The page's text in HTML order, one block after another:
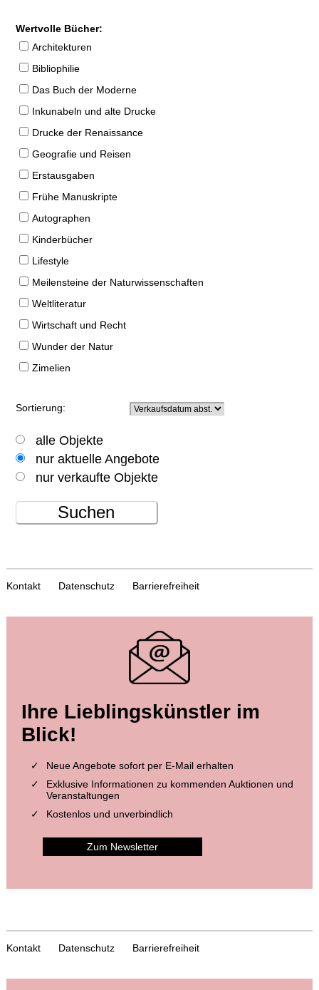
Wertvolle Bücher:
Architekturen
Bibliophilie
Das Buch der Moderne
Inkunabeln und alte Drucke
Drucke der Renaissance
Geografie und Reisen
Erstausgaben
Frühe Manuskripte
Autographen
Kinderbücher
Lifestyle
Meilensteine der Naturwissenschaften
Weltliteratur
Wirtschaft und Recht
Wunder der Natur
Zimelien
Sortierung:
alle Objekte
nur aktuelle Angebote
nur verkaufte Objekte
Suchen
Kontakt Datenschutz Barrierefreiheit
Ihre Lieblingskünstler im
Blick!
Neue Angebote sofort per E-Mail erhalten
Exklusive Informationen zu kommenden Auktionen und
Veranstaltungen
Kostenlos und unverbindlich
Zum Newsletter
Kontakt Datenschutz Barrierefreiheit